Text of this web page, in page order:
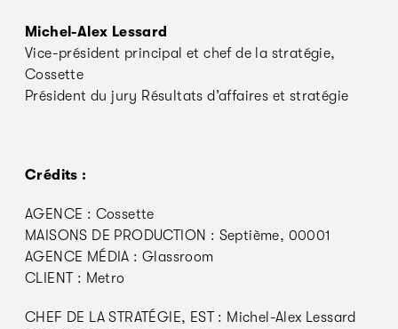
Michel-Alex Lessard
Vice-président principal et chef de la stratégie,
Cossette
Président du jury Résultats d’affaires et stratégie
Crédits :
AGENCE : Cossette
MAISONS DE PRODUCTION : Septième, 00001
AGENCE MÉDIA : Glassroom
CLIENT : Metro
CHEF DE LA STRATÉGIE, EST : Michel-Alex Lessard